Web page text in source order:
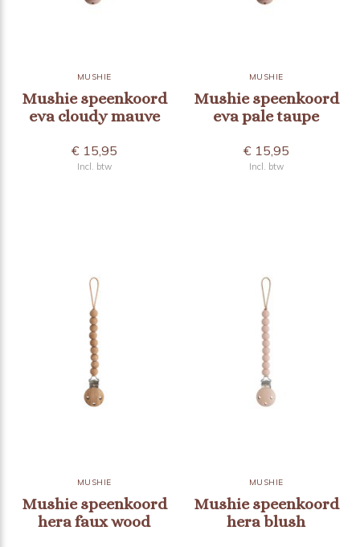
MUSHIE
Mushie speenkoord
eva cloudy mauve
€ 15,95
Incl. btw
MUSHIE
Mushie speenkoord
eva pale taupe
€ 15,95
Incl. btw
MUSHIE
Mushie speenkoord
hera faux wood
MUSHIE
Mushie speenkoord
hera blush